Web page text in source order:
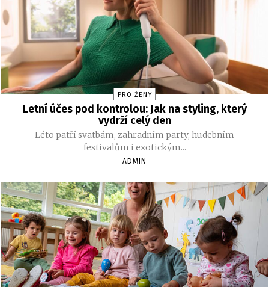
PRO ŽENY
Letní účes pod kontrolou: Jak na styling, který
vydrží celý den
Léto patří svatbám, zahradním party, hudebním
festivalům i exotickým...
ADMIN